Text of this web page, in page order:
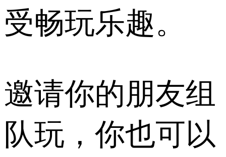
受畅玩乐趣。
邀请你的朋友组
队玩，你也可以